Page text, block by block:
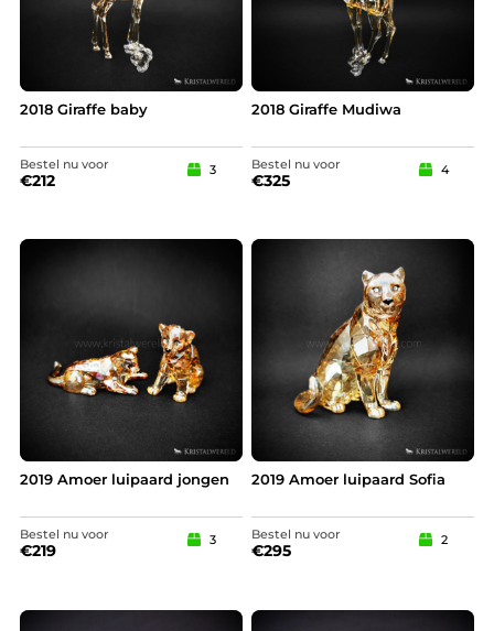
2018 Giraffe baby
Bestel nu voor
€212
3
2018 Giraffe Mudiwa
Bestel nu voor
€325
4
2019 Amoer luipaard jongen
Bestel nu voor
€219
3
2019 Amoer luipaard Sofia
Bestel nu voor
€295
2